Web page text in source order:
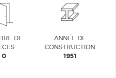
DE
0
ANNÉE DE
CONSTRUCTION
1951